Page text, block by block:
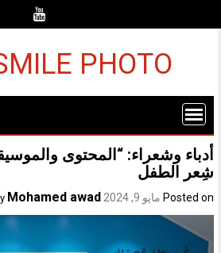
PHOTO
أدباء وشعراء: “المحتوى
شِعر الطفل
Posted on مايو 9, 2024 Mohamed awad